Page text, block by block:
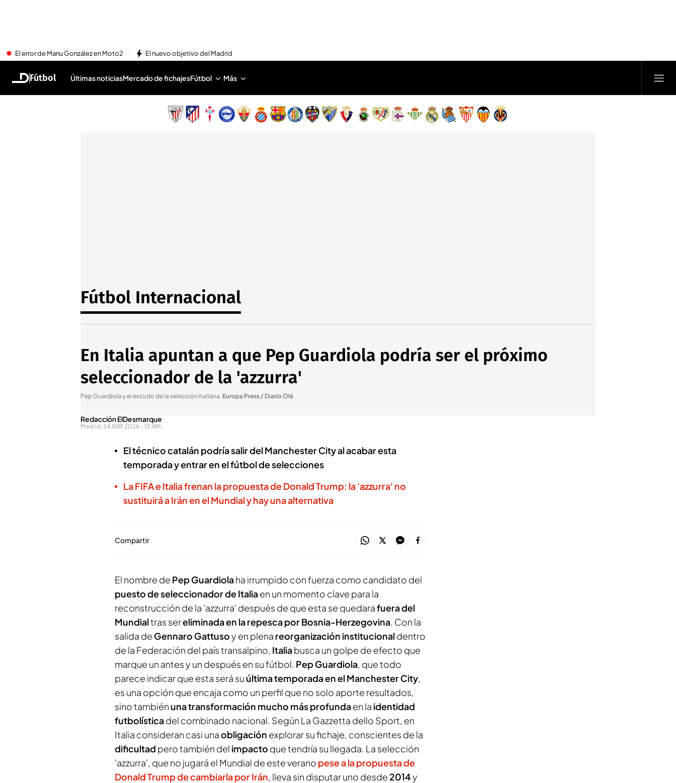
El error de Manu González en Moto2 El nuevo objetivo del Madrid
Fútbol Últimas noticiasMercado de fichajesFútbol Más
Fútbol Internacional
En Italia apuntan a que Pep Guardiola podría ser el próximo
seleccionador de la 'azzurra'
Pep Guardiola y el escudo de la selección italiana. Europa Press / Diario Olé
Redacción ElDesmarque
Madrid, 24 ABR 2026 - 13:48h.
El técnico catalán podría salir del Manchester City al acabar esta
temporada y entrar en el fútbol de selecciones
La FIFA e Italia frenan la propuesta de Donald Trump: la 'azzurra' no
sustituirá a Irán en el Mundial y hay una alternativa
Compartir
El nombre de Pep Guardiolaha irrumpido con fuerza como candidato del
puesto de seleccionador de Italiaen un momento clave para la
reconstrucción de la 'azzurra' después de que esta se quedarafuera del
Mundialtras sereliminada en la repesca por Bosnia-Herzegovina. Con la
salida de Gennaro Gattusoy en plena reorganización institucionaldentro
de la Federación del país transalpino, Italiabusca un golpe de efecto que
marque un antes y un después en su fútbol. Pep Guardiola, que todo
parece indicar que esta será su última temporada en el Manchester City,
es una opción que encaja como un perfil que no solo aporte resultados,
sino también una transformación mucho más profundaen la identidad
futbolísticadel combinado nacional. Según La Gazzetta dello Sport, en
Italia consideran casi unaobligación explorar su fichaje, conscientes de la
dificultad pero también del impacto que tendría su llegada. La selección
'azzurra', que no jugará el Mundial de este verano pese a la propuesta de
Donald Trump de cambiarla por Irán, lleva sin disputar uno desde 2014y